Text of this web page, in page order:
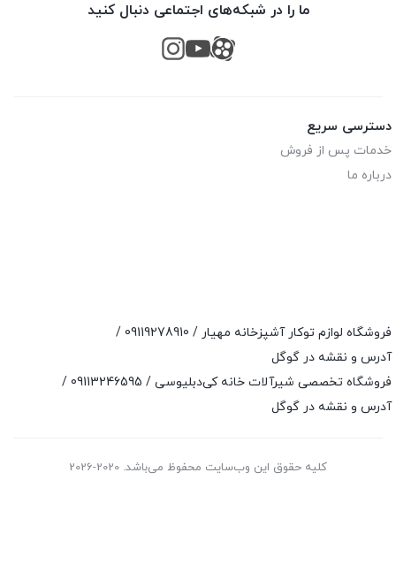
ما را در شبکه‌های اجتماعی دنبال کنید
دسترسی سریع
خدمات پس از فروش
درباره ما
فروشگاه لوازم توکار آشپزخانه مهیار / 09119278910
/
آدرس و نقشه در گوگل
فروشگاه تخصصی شیرآلات خانه کی‌دبلیوسی / 09113246595
/
آدرس و نقشه در گوگل
کلیه حقوق این وب‌سایت محفوظ می‌باشد. 2020-2026